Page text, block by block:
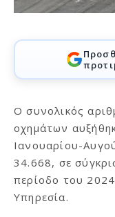
Ο συνολικός
οχημάτων
Ιανουαρίου-
34.668, σε
περίοδο του
Υπηρεσία.